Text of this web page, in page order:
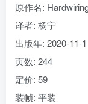
原作名:
译者: 杨宁
出版年: 2020-11-1
页数: 244
定价: 59
装帧: 平装